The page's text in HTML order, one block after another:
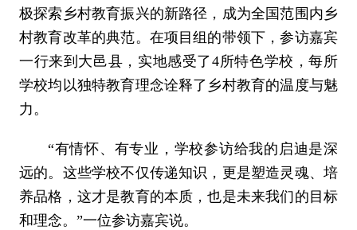
极探索乡村教育振兴的新路径，成为全国范围内乡
村教育改革的典范。在项目组的带领下，参访嘉宾
一行来到大邑县，实地感受了4所特色学校，每所
学校均以独特教育理念诠释了乡村教育的温度与魅
力。
“有情怀、有专业，学校参访给我的启迪是深
远的。这些学校不仅传递知识，更是塑造灵魂、培
养品格，这才是教育的本质，也是未来我们的目标
和理念。”一位参访嘉宾说。